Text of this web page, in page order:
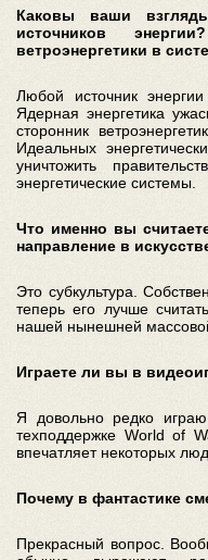
Каковы ваши
источников
ветроэнергетики в
Любой источник
Ядерная энергетика
сторонник
Идеальных
уничтожить
энергетические системы.
Что именно вы
направление в
Это субкультура.
теперь его лучше
нашей нынешней
Играете ли вы в
Я довольно редко
техподдержке World of
впечатляет некоторых
Почему в фантастике
Прекрасный вопрос.